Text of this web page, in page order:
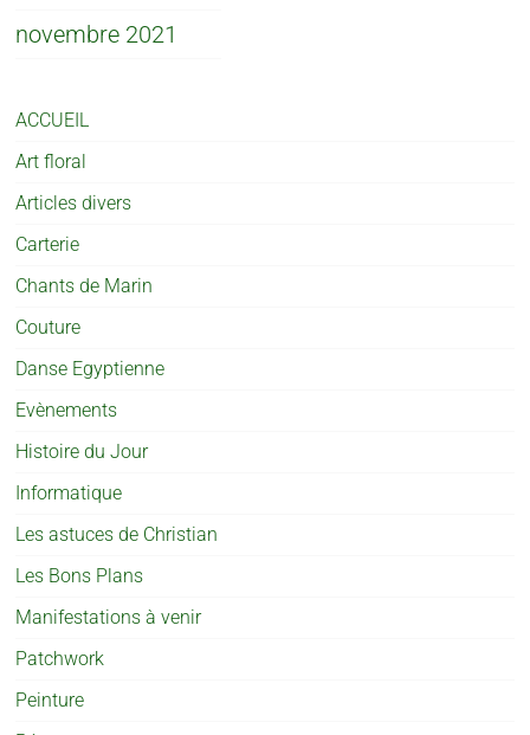
novembre 2021
ACCUEIL
Art floral
Articles divers
Carterie
Chants de Marin
Couture
Danse Egyptienne
Evènements
Histoire du Jour
Informatique
Les astuces de Christian
Les Bons Plans
Manifestations à venir
Patchwork
Peinture